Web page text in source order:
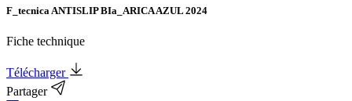
F_tecnica ANTISLIP BIa_ARICA AZUL 2024
Fiche technique
Télécharger
Partager